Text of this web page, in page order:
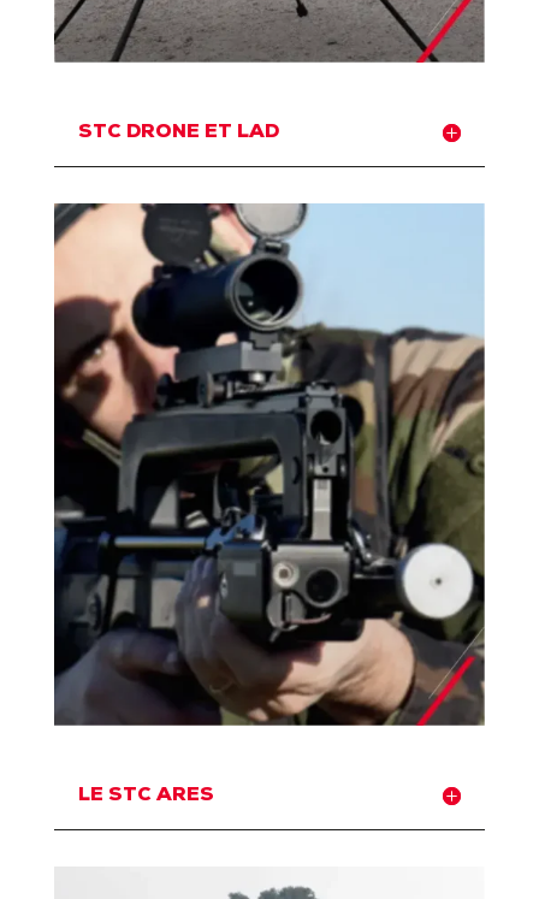
STC DRONE ET LAD
LE STC ARES